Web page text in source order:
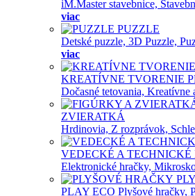
iM.Master stavebnice,
viac
PUZZLE
Detské puzzle, 3D Puzzle,
viac
KREATÍVNE TVORENIE
Dočasné tetovania, Kreatívne
ZVIERATKÁ
Hrdinovia, Z rozprávok,
VEDECKÉ A
Elektronické hračky,
PLAY ECO Plyšové hračky,